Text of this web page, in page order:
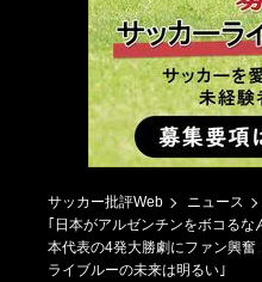
サッカー批評Web ニュース
｢日本がアルゼンチンをボコるな
本代表の4発大勝劇にファン興奮
ライブルーの未来は明るい｣